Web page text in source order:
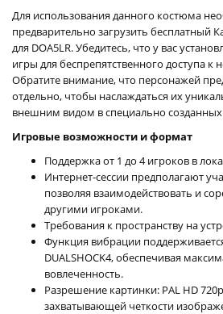
Для использования данного костюма
предварительно загрузить бесплатный
для DOA5LR. Убедитесь, что у вас
игры для беспрепятственного доступа
Обратите внимание, что персонажей
отдельно, чтобы наслаждаться их
внешним видом в специально созданных
Игровые возможности и формат
Поддержка от 1 до 4 игроков в
Интернет-сессии предполагают
позволяя взаимодействовать и
другими игроками.
Требования к пространству на
Функция вибрации
DUALSHOCK4, обеспечивая
вовлеченность.
Разрешение картинки: PAL HD
захватывающей четкости